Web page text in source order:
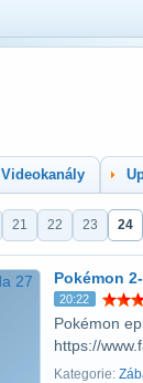
Videokanály
21 22 23 24
Pokémon
20:22
Pokémon
https://
Kategorie: